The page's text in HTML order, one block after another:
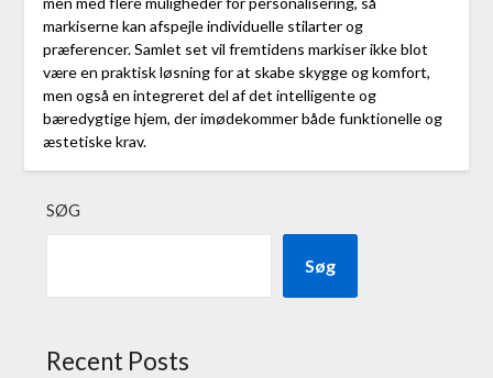
markiserne kan afspejle individuelle stilarter og
præferencer. Samlet set vil fremtidens markiser ikke blot
være en praktisk løsning for at skabe skygge og komfort,
men også en integreret del af det intelligente og
bæredygtige hjem, der imødekommer både funktionelle og
æstetiske krav.
SØG
Søg
Recent Posts